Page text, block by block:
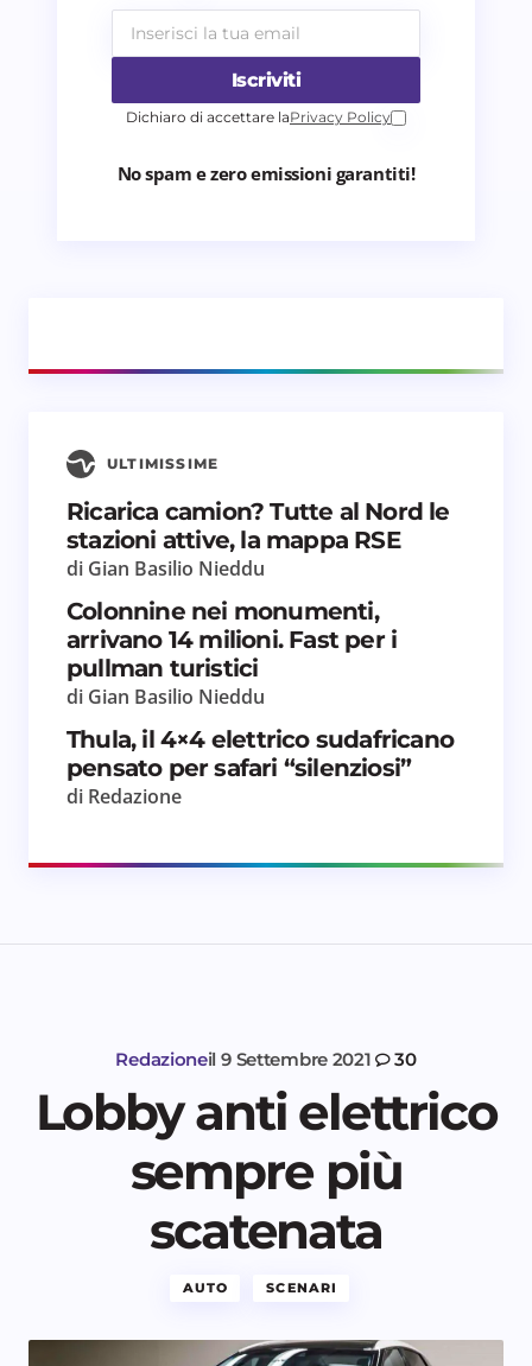
Iscriviti
Dichiaro di accettare laPrivacy Policy
No spam e zero emissioni garantiti!
ULTIMISSIME
Ricarica camion? Tutte al Nord le
stazioni attive, la mappa RSE
di Gian Basilio Nieddu
Colonnine nei monumenti,
arrivano 14 milioni. Fast per i
pullman turistici
di Gian Basilio Nieddu
Thula, il 4×4 elettrico sudafricano
pensato per safari “silenziosi”
di Redazione
Redazioneil 9 Settembre 2021 30
Lobby anti elettrico
sempre più
scatenata
AUTO SCENARI